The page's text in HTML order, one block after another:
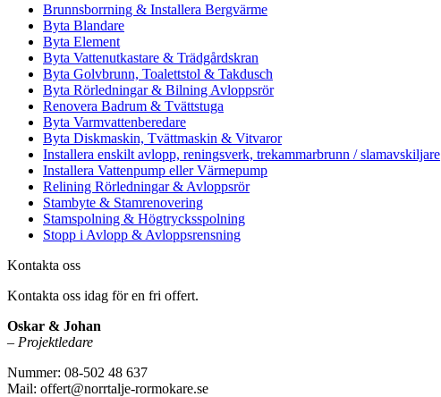
Brunnsborrning & Installera Bergvärme
Byta Blandare
Byta Element
Byta Vattenutkastare & Trädgårdskran
Byta Golvbrunn, Toalettstol & Takdusch
Byta Rörledningar & Bilning Avloppsrör
Renovera Badrum & Tvättstuga
Byta Varmvattenberedare
Byta Diskmaskin, Tvättmaskin & Vitvaror
Installera enskilt avlopp, reningsverk, trekammarbrunn / slamavskiljare
Installera Vattenpump eller Värmepump
Relining Rörledningar & Avloppsrör
Stambyte & Stamrenovering
Stamspolning & Högtrycksspolning
Stopp i Avlopp & Avloppsrensning
Kontakta oss
Kontakta oss idag för en fri offert.
Oskar & Johan
– Projektledare
Nummer: 08-502 48 637
Mail: offert@norrtalje-rormokare.se